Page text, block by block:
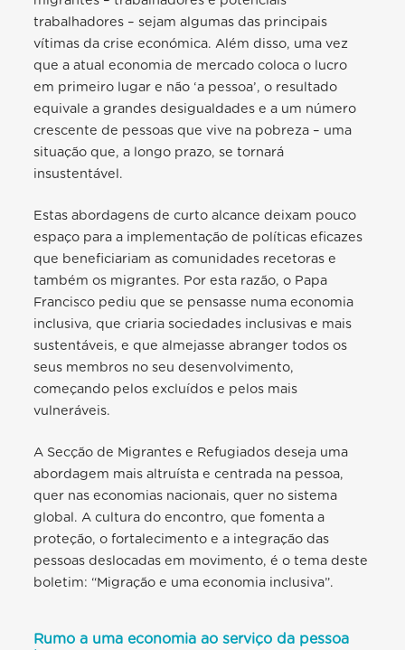
trabalhadores – sejam algumas das principais
vítimas da crise económica. Além disso, uma vez
que a atual economia de mercado coloca o lucro
em primeiro lugar e não ‘a pessoa’, o resultado
equivale a grandes desigualdades e a um número
crescente de pessoas que vive na pobreza – uma
situação que, a longo prazo, se tornará
insustentável.
Estas abordagens de curto alcance deixam pouco
espaço para a implementação de políticas eficazes
que beneficiariam as comunidades recetoras e
também os migrantes. Por esta razão, o Papa
Francisco pediu que se pensasse numa economia
inclusiva, que criaria sociedades inclusivas e mais
sustentáveis, e que almejasse abranger todos os
seus membros no seu desenvolvimento,
começando pelos excluídos e pelos mais
vulneráveis.
A Secção de Migrantes e Refugiados deseja uma
abordagem mais altruísta e centrada na pessoa,
quer nas economias nacionais, quer no sistema
global. A cultura do encontro, que fomenta a
proteção, o fortalecimento e a integração das
pessoas deslocadas em movimento, é o tema deste
boletim: “Migração e uma economia inclusiva”.
Rumo a uma economia ao serviço da pessoa